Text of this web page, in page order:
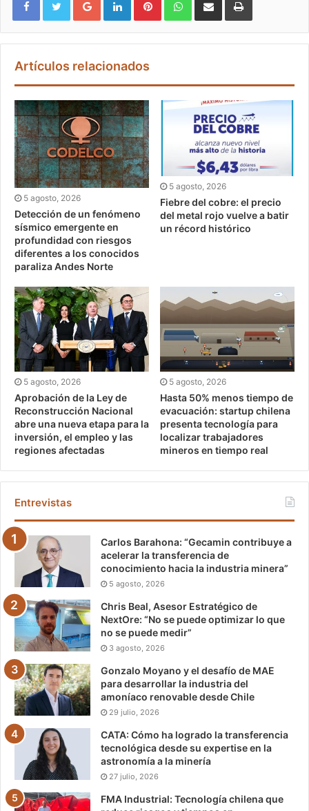
Artículos relacionados
5 agosto, 2026
Detección de un fenómeno
sísmico emergente en
profundidad con riesgos
diferentes a los conocidos
paraliza Andes Norte
5 agosto, 2026
Fiebre del cobre: el precio
del metal rojo vuelve a batir
un récord histórico
5 agosto, 2026
Aprobación de la Ley de
Reconstrucción Nacional
abre una nueva etapa para la
inversión, el empleo y las
regiones afectadas
5 agosto, 2026
Hasta 50% menos tiempo de
evacuación: startup chilena
presenta tecnología para
localizar trabajadores
mineros en tiempo real
Entrevistas
Carlos Barahona: “Gecamin contribuye a
acelerar la transferencia de
conocimiento hacia la industria minera”
5 agosto, 2026
Chris Beal, Asesor Estratégico de
NextOre: “No se puede optimizar lo que
no se puede medir”
3 agosto, 2026
Gonzalo Moyano y el desafío de MAE
para desarrollar la industria del
amoníaco renovable desde Chile
29 julio, 2026
CATA: Cómo ha logrado la transferencia
tecnológica desde su expertise en la
astronomía a la minería
27 julio, 2026
FMA Industrial: Tecnología chilena que